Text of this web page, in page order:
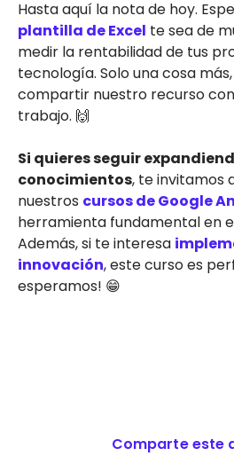
Hasta aquí la nota de hoy.
plantilla de Excel te sea de
medir la rentabilidad de tus
tecnología. Solo una cosa
compartir nuestro recurso
trabajo. 🙌
Si quieres seguir
conocimientos, te invitamos
nuestros cursos de Google
herramienta fundamental en
Además, si te interesa
innovación, este curso es
esperamos! 😁
Comparte este